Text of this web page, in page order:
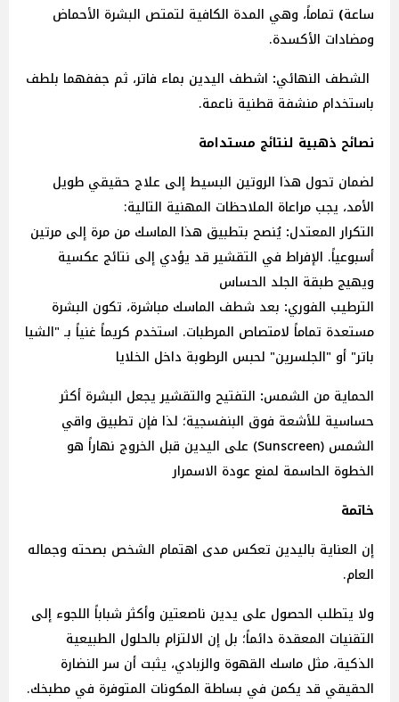
ساعة) تماماً، وهي المدة الكافية لتمتص البشرة الأحماض
ومضادات الأكسدة.
الشطف النهائي: اشطف اليدين بماء فاتر، ثم جففهما بلطف
باستخدام منشفة قطنية ناعمة.
نصائح ذهبية لنتائج مستدامة
لضمان تحول هذا الروتين البسيط إلى علاج حقيقي طويل
الأمد، يجب مراعاة الملاحظات المهنية التالية:
التكرار المعتدل: يُنصح بتطبيق هذا الماسك من مرة إلى مرتين
أسبوعياً. الإفراط في التقشير قد يؤدي إلى نتائج عكسية
ويهيج طبقة الجلد الحساس
الترطيب الفوري: بعد شطف الماسك مباشرة، تكون البشرة
مستعدة تماماً لامتصاص المرطبات. استخدم كريماً غنياً بـ "الشيا
باتر" أو "الجلسرين" لحبس الرطوبة داخل الخلايا
الحماية من الشمس: التفتيح والتقشير يجعل البشرة أكثر
حساسية للأشعة فوق البنفسجية؛ لذا فإن تطبيق واقي
الشمس (Sunscreen) على اليدين قبل الخروج نهاراً هو
الخطوة الحاسمة لمنع عودة الاسمرار
خاتمة
إن العناية باليدين تعكس مدى اهتمام الشخص بصحته وجماله
العام.
ولا يتطلب الحصول على يدين ناصعتين وأكثر شباباً اللجوء إلى
التقنيات المعقدة دائماً؛ بل إن الالتزام بالحلول الطبيعية
الذكية، مثل ماسك القهوة والزبادي، يثبت أن سر النضارة
الحقيقي قد يكمن في بساطة المكونات المتوفرة في مطبخك.